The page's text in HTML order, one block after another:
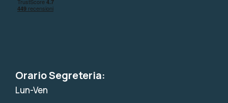
Orario Segreteria:
Lun-Ven